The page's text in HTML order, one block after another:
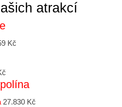
atrakcí
Kč
27.830 Kč